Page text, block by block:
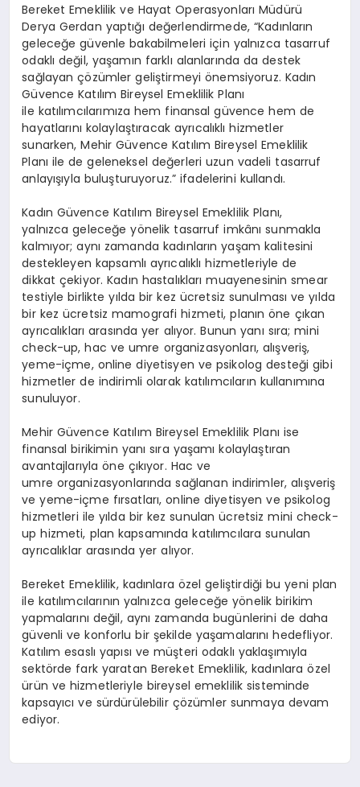
Bereket Emeklilik ve Hayat Operasyonları Müdürü
Derya Gerdan yaptığı değerlendirmede, “Kadınların
geleceğe güvenle bakabilmeleri için yalnızca tasarruf
odaklı değil, yaşamın farklı alanlarında da destek
sağlayan çözümler geliştirmeyi önemsiyoruz. Kadın
Güvence Katılım Bireysel Emeklilik Planı
ile katılımcılarımıza hem finansal güvence hem de
hayatlarını kolaylaştıracak ayrıcalıklı hizmetler
sunarken, Mehir Güvence Katılım Bireysel Emeklilik
Planı ile de geleneksel değerleri uzun vadeli tasarruf
anlayışıyla buluşturuyoruz.” ifadelerini kullandı.
Kadın Güvence Katılım Bireysel Emeklilik Planı,
yalnızca geleceğe yönelik tasarruf imkânı sunmakla
kalmıyor; aynı zamanda kadınların yaşam kalitesini
destekleyen kapsamlı ayrıcalıklı hizmetleriyle de
dikkat çekiyor. Kadın hastalıkları muayenesininsmear
testiyle birlikte yılda bir kez ücretsiz sunulması ve yılda
bir kez ücretsiz mamografi hizmeti, planın öne çıkan
ayrıcalıkları arasında yer alıyor. Bunun yanı sıra; mini
check-up, hac ve umre organizasyonları, alışveriş,
yeme-içme, online diyetisyen ve psikolog desteği gibi
hizmetler de indirimli olarak katılımcıların kullanımına
sunuluyor.
Mehir Güvence Katılım Bireysel Emeklilik Planı ise
finansal birikimin yanı sıra yaşamı kolaylaştıran
avantajlarıyla öne çıkıyor. Hac ve
umre organizasyonlarında sağlanan indirimler, alışveriş
ve yeme-içme fırsatları, online diyetisyen ve psikolog
hizmetleri ile yılda bir kez sunulan ücretsiz mini check-
up hizmeti, plan kapsamında katılımcılara sunulan
ayrıcalıklar arasında yer alıyor.
Bereket Emeklilik, kadınlara özel geliştirdiği bu yeni plan
ile katılımcılarının yalnızca geleceğe yönelik birikim
yapmalarını değil, aynı zamanda bugünlerini de daha
güvenli ve konforlu bir şekilde yaşamalarını hedefliyor.
Katılım esaslı yapısı ve müşteri odaklı yaklaşımıyla
sektörde fark yaratan Bereket Emeklilik, kadınlara özel
ürün ve hizmetleriyle bireysel emeklilik sisteminde
kapsayıcı ve sürdürülebilir çözümler sunmaya devam
ediyor.